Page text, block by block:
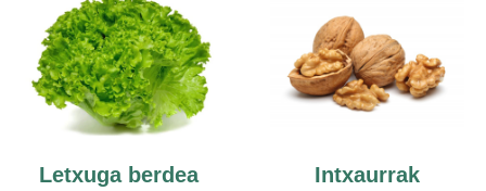
Letxuga berdea Intxaurrak